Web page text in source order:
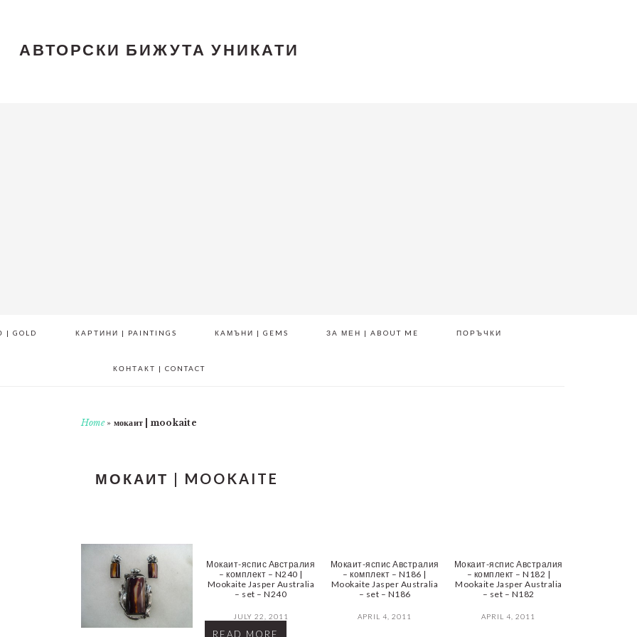
АВТОРСКИ БИЖУТА УНИКАТИ
| GOLD КАРТИНИ | PAINTINGS КАМЪНИ | GEMS ЗА МЕН | ABOUT ME ПОРЪЧКИ
КОНТАКТ | CONTACT
Home» мокаит | mookaite
МОКАИТ | MOOKAITE
Мокаит-яспис Австралия
– комплект – N240 |
Mookaite Jasper Australia
– set – N240
JULY 22, 2011
READ MORE
Мокаит-яспис Австралия
– комплект – N186 |
Mookaite Jasper Australia
– set – N186
APRIL 4, 2011
Мокаит-яспис Австралия
– комплект – N182 |
Mookaite Jasper Australia
– set – N182
APRIL 4, 2011